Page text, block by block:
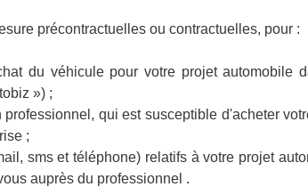
précontractuelles ou contractuelles, pour :
du véhicule pour votre projet automobile
») ;
qui est susceptible d'acheter
;
sms et téléphone) relatifs à votre projet
auprès du professionnel .